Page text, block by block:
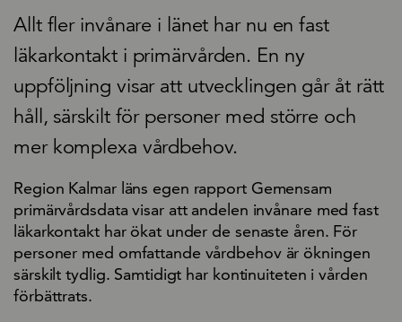
Allt fler invånare i länet har nu en fast
läkarkontakt i primärvården. En ny
uppföljning visar att utvecklingen går åt rätt
håll, särskilt för personer med större och
mer komplexa vårdbehov.
Region Kalmar läns egen rapport Gemensam
primärvårdsdata visar att andelen invånare med fast
läkarkontakt har ökat under de senaste åren. För
personer med omfattande vårdbehov är ökningen
särskilt tydlig. Samtidigt har kontinuiteten i vården
förbättrats.